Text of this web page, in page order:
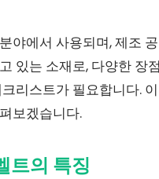
야에서 사용되며, 제조
있는 소재로, 다양한 장
리스트가 필요합니다.
보겠습니다.
트의 특징